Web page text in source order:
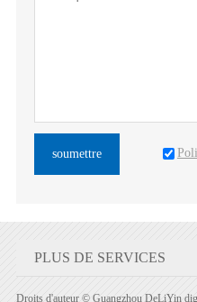
soumettre
PLUS DE SERVICES
Droits d'auteur © Guangzhou DeLiYin